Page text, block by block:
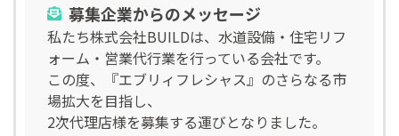
募集企業からのメッセージ
私たち株式会社BUILDは、水道設備・住宅リフ
ォーム・営業代行業を行っている会社です。
この度、『エブリィフレシャス』のさらなる市
場拡大を目指し、
2次代理店様を募集する運びとなりました。